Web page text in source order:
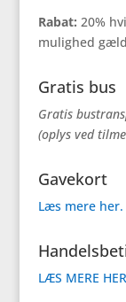
Rabat: 20%
mulighed
Gratis bus
Gratis
(oplys ved
Gavekort
Læs mere her.
LÆS MERE HER